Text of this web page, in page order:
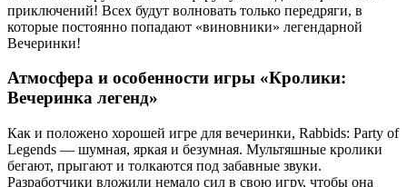
приключений! Всех будут волновать только передряги, в
которые постоянно попадают «виновники» легендарной
Вечеринки!
Атмосфера и особенности игры «Кролики:
Вечеринка легенд»
Как и положено хорошей игре для вечеринки, Rabbids: Party of
Legends — шумная, яркая и безумная. Мультяшные кролики
бегают, прыгают и толкаются под забавные звуки.
Разработчики вложили немало сил в свою игру, чтобы она